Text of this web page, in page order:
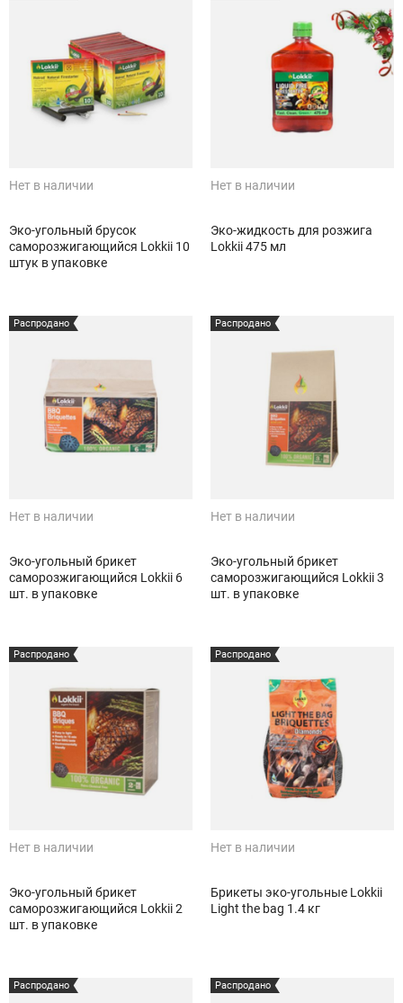
Нет в наличии
Эко-угольный брусок
саморозжигающийся Lokkii 10
штук в упаковке
Нет в наличии
Эко-жидкость для розжига
Lokkii 475 мл
Распродано
Нет в наличии
Эко-угольный брикет
саморозжигающийся Lokkii 6
шт. в упаковке
Распродано
Нет в наличии
Эко-угольный брикет
саморозжигающийся Lokkii 3
шт. в упаковке
Распродано
Нет в наличии
Эко-угольный брикет
саморозжигающийся Lokkii 2
шт. в упаковке
Распродано
Нет в наличии
Брикеты эко-угольные Lokkii
Light the bag 1.4 кг
Распродано Распродано